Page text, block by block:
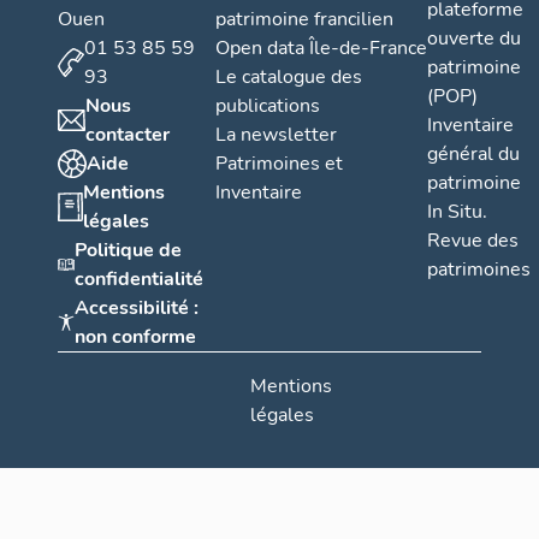
Ouen
01 53 85 59
93
Nous
contacter
Aide
Mentions
légales
Politique de
confidentialité
Accessibilité :
non conforme
patrimoine francilien
Open data Île-de-France
Le catalogue des
publications
La newsletter
Patrimoines et
Inventaire
plateforme
ouverte du
patrimoine
(POP)
Inventaire
général du
patrimoine
In Situ.
Revue des
patrimoines
Mentions
légales